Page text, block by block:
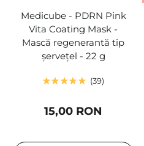
Medicube - PDRN Pink
Vita Coating Mask -
Mască regenerantă tip
șervețel - 22 g
39
15,00 RON